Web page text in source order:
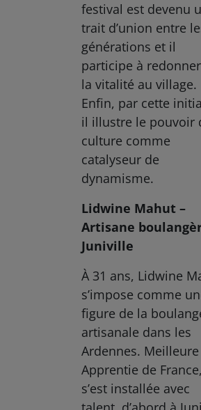
festival est devenu
trait d’union entre
générations et il
participe à
la vitalité au village.
Enfin, par cette
il illustre le pouvoir
culture comme
catalyseur de
dynamisme.
Lidwine Mahut –
Artisane
Juniville
À 31 ans, Lidwine
s’impose comme
figure de la
artisanale dans les
Ardennes. Meilleure
Apprentie de
s’est installée avec